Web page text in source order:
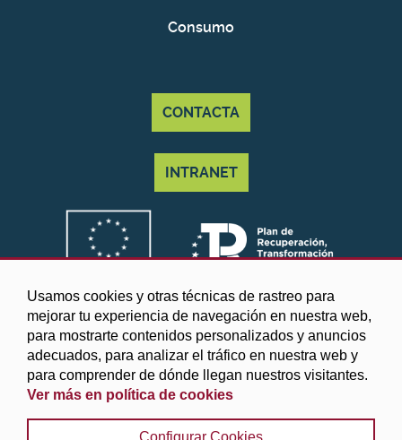
Usamos cookies y otras técnicas de rastreo para
mejorar tu experiencia de navegación en nuestra web,
para mostrarte contenidos personalizados y anuncios
adecuados, para analizar el tráfico en nuestra web y
para comprender de dónde llegan nuestros visitantes.
Ver más en política de cookies
Configurar Cookies
Consumo
CONTACTA
INTRANET
©2025 Diputación de Granada